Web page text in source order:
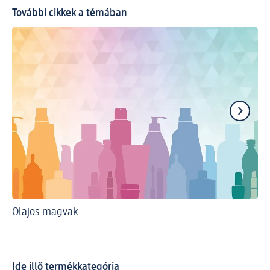
További cikkek a témában
Olajos magvak
Ide illő termékkategória